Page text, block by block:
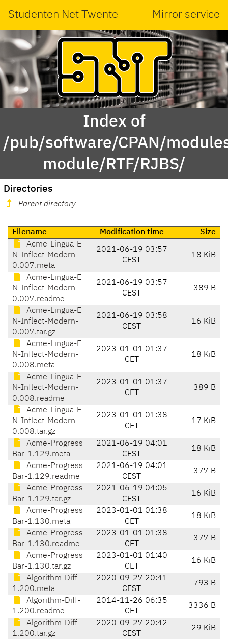
Studenten Net Twente Mirror service
Index of
/pub/software/CPAN/
module/RTF/RJBS/
Directories
Parent directory
Filename Modification time
Size
Acme-Lingua-E
N-Inflect-Modern-
0.007.meta
2021-06-19 03:57
CEST
18 KiB
Acme-Lingua-E
N-Inflect-Modern-
0.007.readme
2021-06-19 03:57
CEST
389 B
Acme-Lingua-E
N-Inflect-Modern-
0.007.tar.gz
2021-06-19 03:58
CEST
16 KiB
Acme-Lingua-E
N-Inflect-Modern-
0.008.meta
2023-01-01 01:37
CET
18 KiB
Acme-Lingua-E
N-Inflect-Modern-
0.008.readme
2023-01-01 01:37
CET
389 B
Acme-Lingua-E
N-Inflect-Modern-
0.008.tar.gz
2023-01-01 01:38
CET
17 KiB
Acme-Progress
Bar-1.129.meta
2021-06-19 04:01
CEST
18 KiB
Acme-Progress
Bar-1.129.readme
2021-06-19 04:01
CEST
377 B
Acme-Progress
Bar-1.129.tar.gz
2021-06-19 04:05
CEST
16 KiB
Acme-Progress
Bar-1.130.meta
2023-01-01 01:38
CET
18 KiB
Acme-Progress
Bar-1.130.readme
2023-01-01 01:38
CET
377 B
Acme-Progress
Bar-1.130.tar.gz
2023-01-01 01:40
CET
16 KiB
Algorithm-Diff-
1.200.meta
2020-09-27 20:41
CEST
793 B
Algorithm-Diff-
1.200.readme
2014-11-26 06:35
CET
3336 B
Algorithm-Diff-
1.200.tar.gz
2020-09-27 20:42
CEST
29 KiB